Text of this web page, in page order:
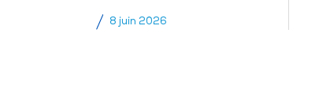
8 juin 2026